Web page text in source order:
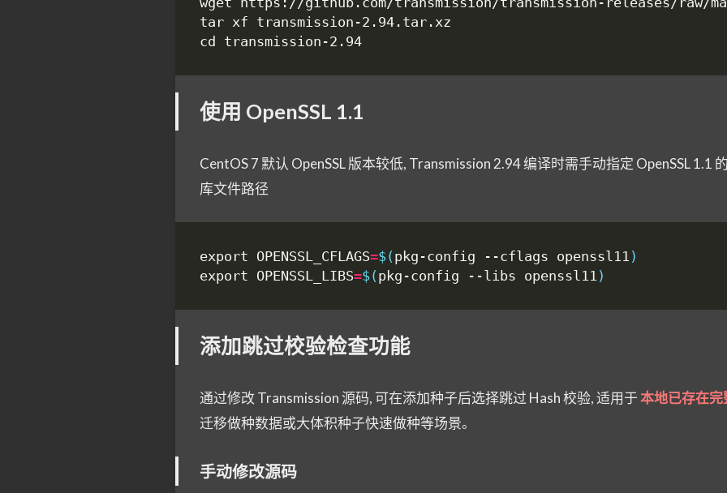
cd transmission-2.94
使用 OpenSSL 1.1
CentOS 7 默认 OpenSSL 版本较低, Transmission 2.94 编译时需手动指定 OpenSSL 1.1
库文件路径
export OPENSSL_CFLAGS=$( pkg-config --cflags openssl11 )
export OPENSSL_LIBS=$( pkg-config --libs openssl11 )
添加跳过校验检查功能
通过修改 Transmission 源码, 可在添加种子后选择跳过 Hash 校验, 适用于本地已存在完
迁移做种数据或大体积种子快速做种等场景。
手动修改源码